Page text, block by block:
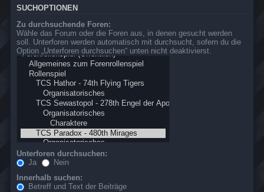
SUCHOPTIONEN
Zu durchsuchende Foren:
Wähle das Forum oder die Foren aus, in denen gesucht werden
soll. Unterforen werden automatisch mit durchsucht, sofern du die
Option „Unterforen durchsuchen“ unten nicht deaktivierst.
Unterforen durchsuchen:
Ja
Nein
Innerhalb suchen:
Betreff und Text der Beiträge